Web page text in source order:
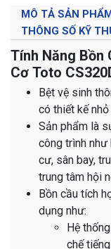
MÔ TẢ SẢN
THÔNG SỐ KỸ
Tính Năng Bồn
Cơ Toto
Bệt vệ sinh
có thiết kế
Sản phẩm là
công trình như
cư, sân bay,
trung tâm hội
Bồn cầu tích
dụng như:
Hệ
chế